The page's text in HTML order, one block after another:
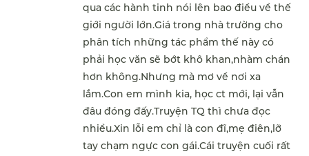
qua các hành tinh nói lên bao điều về thế
giới người lớn.Giá trong nhà trường cho
phân tích những tác phẩm thế này có
phải học văn sẽ bớt khô khan,nhàm chán
hơn không.Nhưng mà mơ về nơi xa
lắm.Con em mình kia, học ct mới, lại vẫn
đâu đóng đấy.Truyện TQ thì chưa đọc
nhiều.Xin lỗi em chỉ là con đĩ,mẹ điên,lỡ
tay chạm ngực con gái.Cái truyện cuối rất